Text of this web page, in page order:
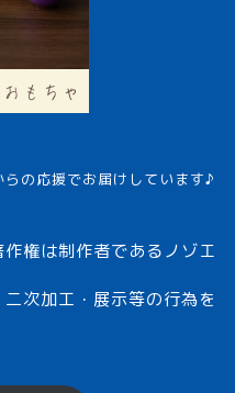
の応援でお届けしています♪
権は制作者であるノゾエ
次加工・展示等の行為を